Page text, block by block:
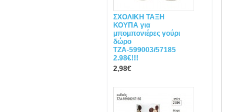
ΣΧΟΛΙΚΗ ΤΑΞΗ
ΚΟΥΠΑ για
μπομπονιέρες γούρι
δώρο
ΤΖΑ-599003/57185
2.98€!!!
2,98€